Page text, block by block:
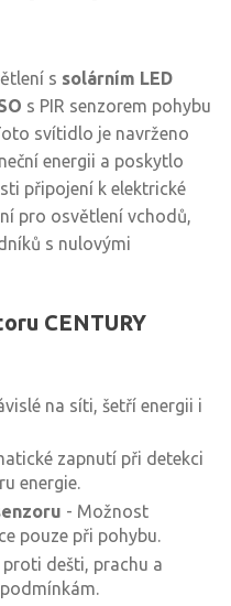
s solárním LED
s PIR senzorem pohybu
svítidlo je navrženo
energii a poskytlo
připojení k elektrické
pro osvětlení vchodů,
s nulovými
CENTURY
na síti, šetří energii i
zapnutí při detekci
energie.
- Možnost
pouze při pohybu.
dešti, prachu a